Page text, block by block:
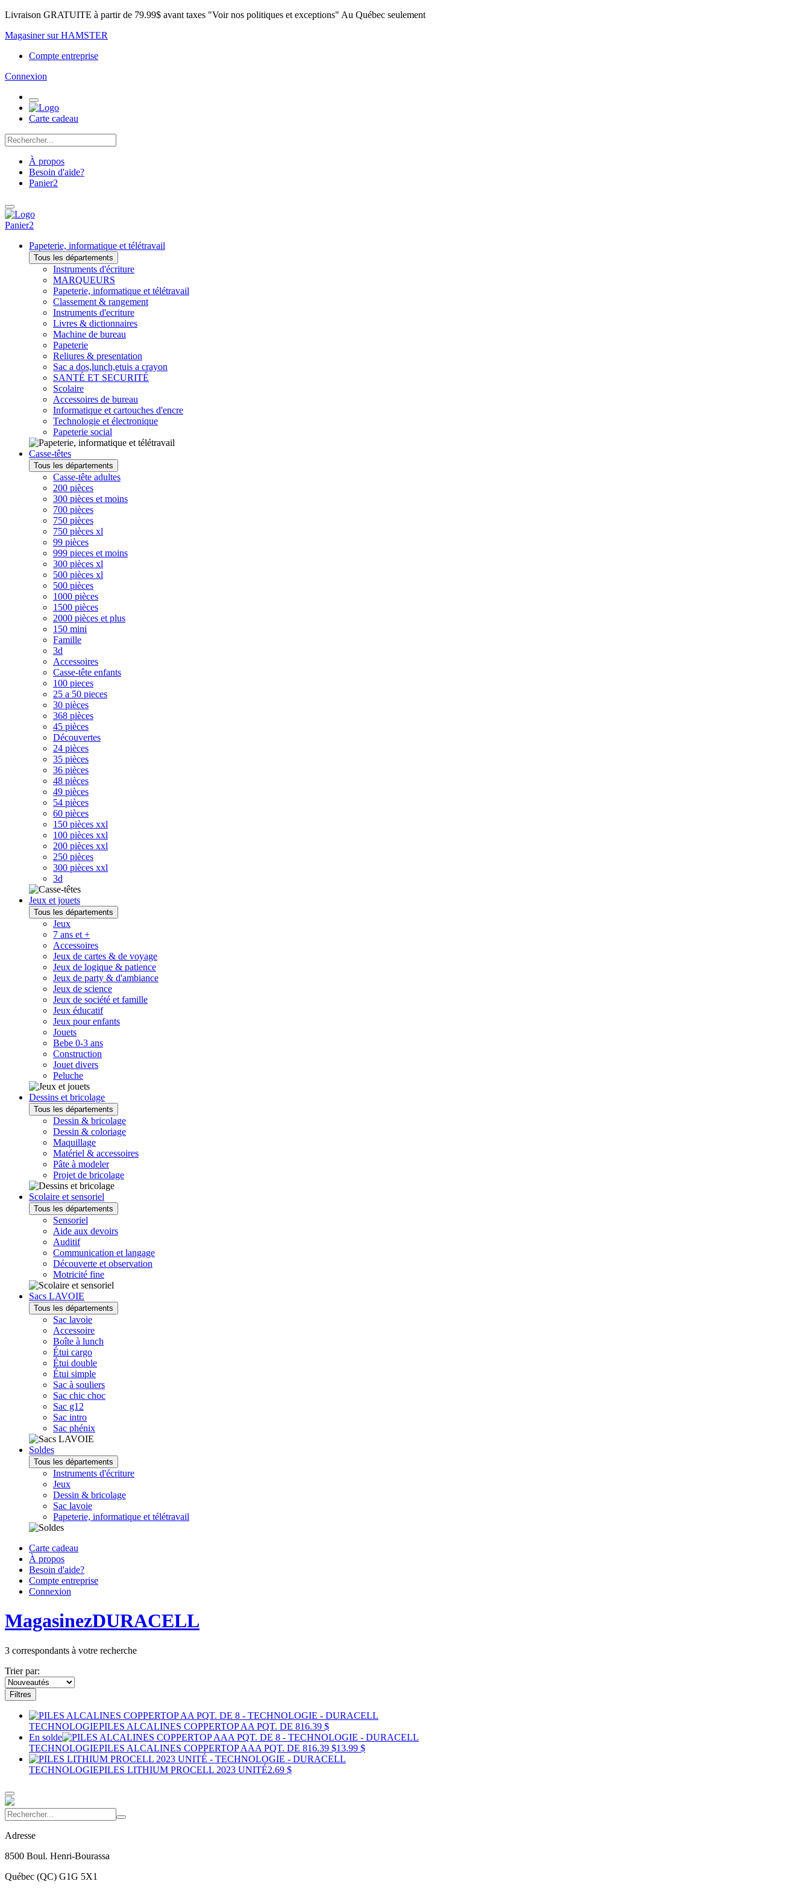
Livraison GRATUITE à partir de 79.99$ avant taxes "Voir nos politiques et exceptions" Au Québec seulement
Magasiner sur HAMSTER
Compte entreprise
Connexion
Carte cadeau
À propos
Besoin d'aide?
Panier2
Panier2
Papeterie, informatique et télétravail
Tous les départements
Instruments d'écriture
MARQUEURS
Papeterie, informatique et télétravail
Classement & rangement
Instruments d'ecriture
Livres & dictionnaires
Machine de bureau
Papeterie
Reliures & presentation
Sac a dos,lunch,etuis a crayon
SANTÉ ET SECURITÉ
Scolaire
Accessoires de bureau
Informatique et cartouches d'encre
Technologie et électronique
Papeterie social
Casse-têtes
Tous les départements
Casse-tête adultes
200 pièces
300 pièces et moins
700 pièces
750 pièces
750 pièces xl
99 pièces
999 pieces et moins
300 pièces xl
500 pièces xl
500 pièces
1000 pièces
1500 pièces
2000 pièces et plus
150 mini
Famille
3d
Accessoires
Casse-tête enfants
100 pieces
25 a 50 pieces
30 pièces
368 pièces
45 pièces
Découvertes
24 pièces
35 pièces
36 pièces
48 pièces
49 pièces
54 pièces
60 pièces
150 pièces xxl
100 pièces xxl
200 pièces xxl
250 pièces
300 pièces xxl
3d
Jeux et jouets
Tous les départements
Jeux
7 ans et +
Accessoires
Jeux de cartes & de voyage
Jeux de logique & patience
Jeux de party & d'ambiance
Jeux de science
Jeux de société et famille
Jeux éducatif
Jeux pour enfants
Jouets
Bebe 0-3 ans
Construction
Jouet divers
Peluche
Dessins et bricolage
Tous les départements
Dessin & bricolage
Dessin & coloriage
Maquillage
Matériel & accessoires
Pâte à modeler
Projet de bricolage
Scolaire et sensoriel
Tous les départements
Sensoriel
Aide aux devoirs
Auditif
Communication et langage
Découverte et observation
Motricité fine
Sacs LAVOIE
Tous les départements
Sac lavoie
Accessoire
Boîte à lunch
Étui cargo
Étui double
Étui simple
Sac à souliers
Sac chic choc
Sac g12
Sac intro
Sac phénix
Soldes
Tous les départements
Instruments d'écriture
Jeux
Dessin & bricolage
Sac lavoie
Papeterie, informatique et télétravail
Carte cadeau
À propos
Besoin d'aide?
Compte entreprise
Connexion
MagasinezDURACELL
3 correspondants à votre recherche
Trier par:
Filtres
TECHNOLOGIEPILES ALCALINES COPPERTOP AA PQT. DE 816.39 $
En solde
TECHNOLOGIEPILES ALCALINES COPPERTOP AAA PQT. DE 816.39 $13.99 $
TECHNOLOGIEPILES LITHIUM PROCELL 2023 UNITÉ2.69 $
Adresse
8500 Boul. Henri-Bourassa
Québec (QC) G1G 5X1